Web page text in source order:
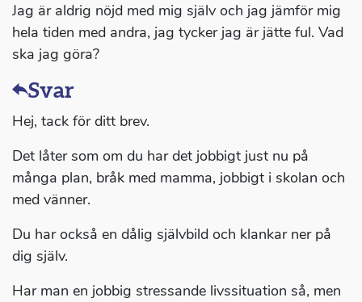
Jag är aldrig nöjd med mig själv och jag jämför mig
hela tiden med andra, jag tycker jag är jätte ful. Vad
ska jag göra?
Svar
Hej, tack för ditt brev.
Det låter som om du har det jobbigt just nu på
många plan, bråk med mamma, jobbigt i skolan och
med vänner.
Du har också en dålig självbild och klankar ner på
dig själv.
Har man en jobbig stressande livssituation så, men